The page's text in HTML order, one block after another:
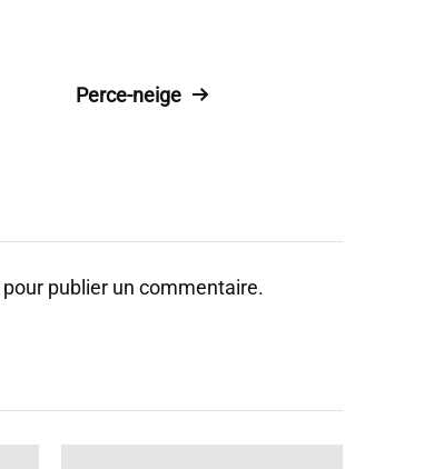
Perce-neige
pour publier un commentaire.